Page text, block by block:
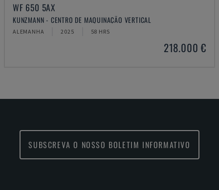
WF 650 5AX
KUNZMANN - CENTRO DE MAQUINAÇÃO VERTICAL
ALEMANHA 2025 58 HRS
218.000 €
SUBSCREVA O NOSSO BOLETIM INFORMATIVO